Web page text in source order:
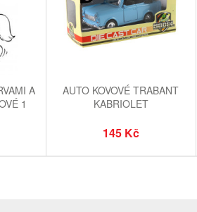
A
1
AUTO KOVOVÉ TRABANT
KABRIOLET
145 Kč